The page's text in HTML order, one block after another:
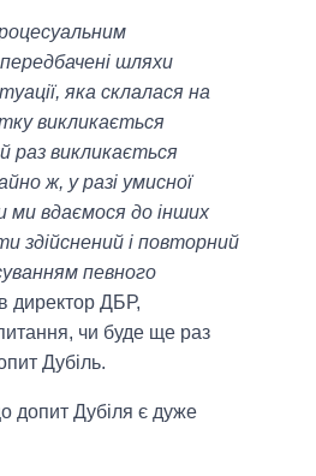
шляхи
яка склалася на
викликається
раз викликається
ж, у разі умисної
ми вдаємося до інших
здійснений і повторний
певного
директор ДБР,
чи буде ще раз
Дубіль.
допит Дубіля є дуже